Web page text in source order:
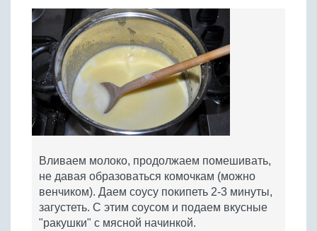
Вливаем молоко, продолжаем помешивать,
не давая образоваться комочкам (можно
венчиком). Даем соусу покипеть 2-3 минуты,
загустеть. С этим соусом и подаем вкусные
"ракушки" с мясной начинкой.